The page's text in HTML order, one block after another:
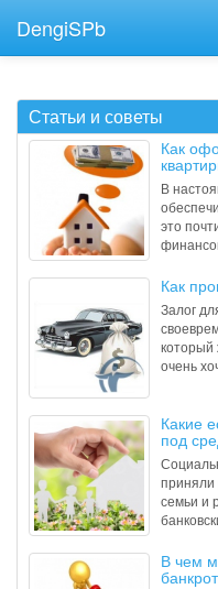
DengiSPb
Статьи и советы
Как
В
это
Как
Залог
который
очень
Какие
под
семьи и
В чем